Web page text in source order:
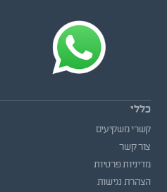
כללי
קשרי משקיעים
צור קשר
מדיניות פרטיות
הצהרת נגישות